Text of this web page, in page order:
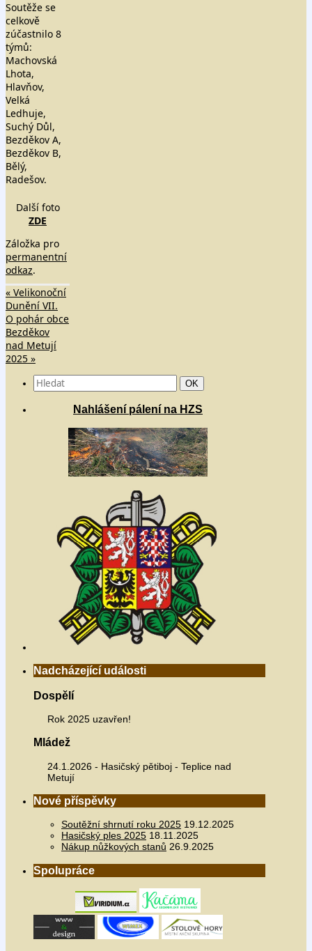
Soutěže se
celkově
zúčastnilo 8
týmů:
Machovská
Lhota,
Hlavňov,
Velká
Ledhuje,
Suchý Důl,
Bezděkov A,
Bezděkov B,
Bělý,
Radešov.
Další foto
ZDE
Záložka pro
permanentní
odkaz.
« Velikonoční
Dunění VII.
O pohár obce
Bezděkov
nad Metují
2025 »
Search
for:
Hledat
OK
Nahlášení pálení na HZS
Nadcházející události
Dospělí
Rok 2025 uzavřen!
Mládež
24.1.2026 - Hasičský pětiboj - Teplice nad
Metují
Nové příspěvky
Soutěžní shrnutí roku 2025 19.12.2025
Hasičský ples 2025 18.11.2025
Nákup nůžkových stanů 26.9.2025
Spolupráce